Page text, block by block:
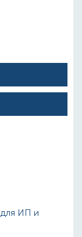
для ИП и